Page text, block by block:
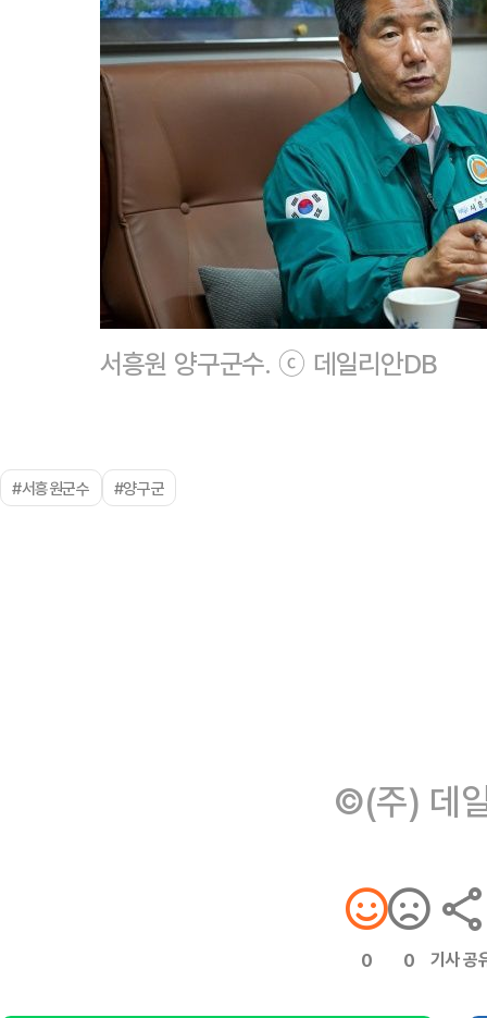
서흥원 양구군수. ⓒ 데일리안DB
#서흥원군수 #양구군
©(주) 데
0 0 기사 공